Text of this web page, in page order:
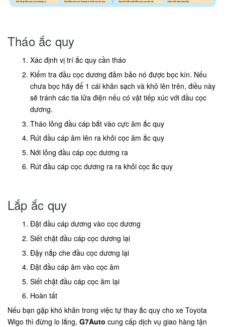
Tháo ắc quy
Xác định vị trí ắc quy cần tháo
Kiểm tra đầu cọc dương đảm bảo nó được bọc kín. Nếu
chưa bọc hãy để 1 cái khăn sạch và khô lên trên, điều này
sẽ tránh các tia lửa điện nếu có vật tiếp xúc với đầu cọc
dương.
Tháo lỏng đầu cáp bắt vào cực âm ắc quy
Rút đầu cáp âm lên ra khỏi cọc âm ắc quy
Nới lỏng đầu cáp cọc dương ra
Rút đầu cáp cọc dương ra ra khỏi cọc ắc quy
Lắp ắc quy
Đặt đầu cáp dương vào cọc dương
Siết chặt đầu cáp cọc dương lại
Đậy nắp che đầu cọc dương lại
Đặt đầu cáp âm vào cọc âm
Siết chặt đầu cáp cọc âm lại
Hoàn tất
Nếu bạn gặp khó khăn trong việc tự thay ắc quy cho xe Toyota
Wigo thì đừng lo lắng, G7Auto cung cấp dịch vụ giao hàng tận